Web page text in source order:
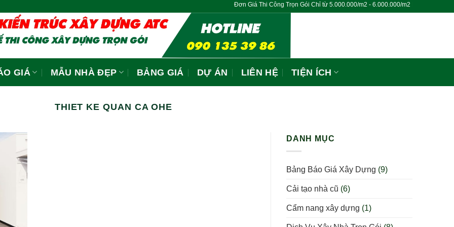
Đơn Giá Thi Công Trọn Gói Chỉ từ 5.000.000/m2 - 6.000.000/m2 Hoàn Thiện Chìa
GIÁ MẪU NHÀ ĐẸP BẢNG GIÁ DỰ ÁN LIÊN HỆ TIỆN ÍCH
THIET KE QUAN CA OHE
DANH MỤC
Bảng Báo Giá Xây Dựng (9)
Cải tạo nhà cũ (6)
Cẩm nang xây dựng (1)